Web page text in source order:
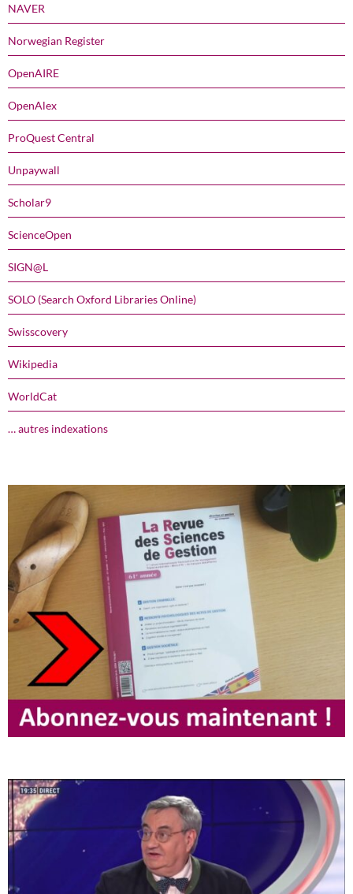
NAVER
Norwegian Register
OpenAIRE
OpenAlex
ProQuest Central
Unpaywall
Scholar9
ScienceOpen
SIGN@L
SOLO (Search Oxford Libraries Online)
Swisscovery
Wikipedia
WorldCat
… autres indexations